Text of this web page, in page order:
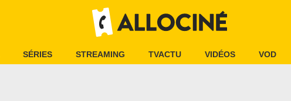
SÉRIES STREAMING TVACTU VIDÉOS VOD